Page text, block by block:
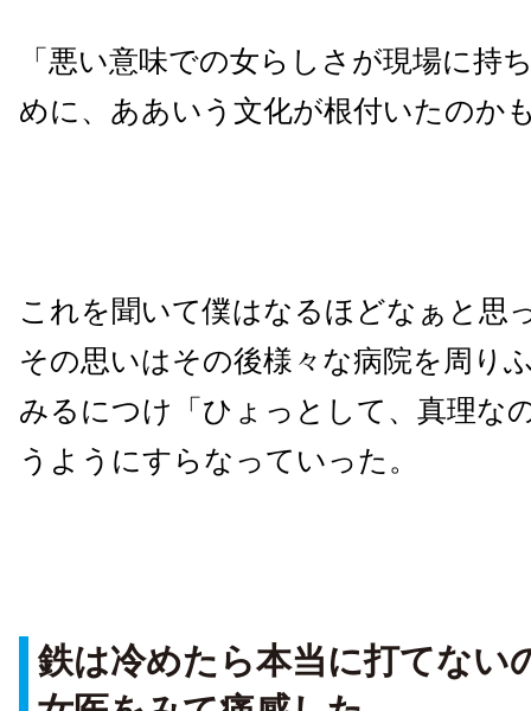
「悪い意味での女らしさが現場に持
めに、ああいう文化が根付いたのか
これを聞いて僕はなるほどなぁと思
その思いはその後様々な病院を周り
みるにつけ「ひょっとして、真理な
うようにすらなっていった。
鉄は冷めたら本当に打てない